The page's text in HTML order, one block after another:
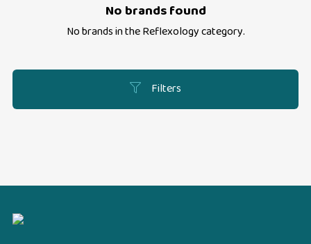
Filters
No brands found
No brands in theReflexologycategory.